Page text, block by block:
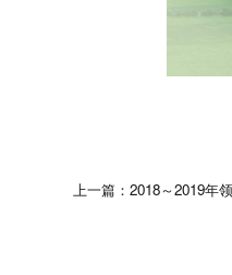
上一篇：2018～2019年